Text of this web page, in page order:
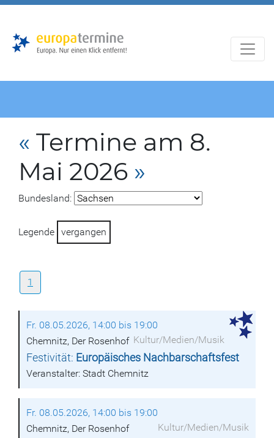
« Termine am 8.
Mai 2026 »
Bundesland:
Legende vergangen
1
Fr. 08.05.2026, 14:00 bis 19:00
Kultur/Medien/Musik
Chemnitz, Der Rosenhof
Festivität: Europäisches Nachbarschaftsfest
Veranstalter: Stadt Chemnitz
Fr. 08.05.2026, 14:00 bis 19:00
Kultur/Medien/Musik
Chemnitz, Der Rosenhof